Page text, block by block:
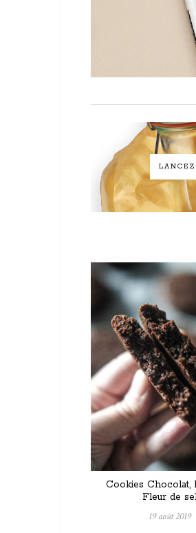
Cookies Chocolat,
Fleur de
19 août 2019